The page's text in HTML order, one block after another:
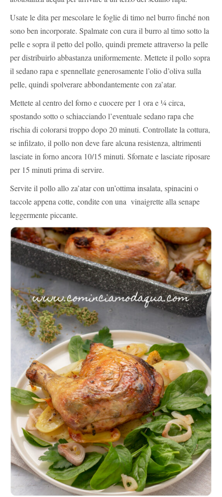
Usate le dita per mescolare le foglie di timo nel burro finché non
sono ben incorporate. Spalmate con cura il burro al timo sotto la
pelle e sopra il petto del pollo, quindi premete attraverso la pelle
per distribuirlo abbastanza uniformemente. Mettete il pollo sopra
il sedano rapa e spennellate generosamente l’olio d’oliva sulla
pelle, quindi spolverare abbondantemente con za’atar.
Mettete al centro del forno e cuocere per 1 ora e ¼ circa,
spostando sotto o schiacciando l’eventuale sedano rapa che
rischia di colorarsi troppo dopo 20 minuti. Controllate la cottura,
se infilzato, il pollo non deve fare alcuna resistenza, altrimenti
lasciate in forno ancora 10/15 minuti. Sfornate e lasciate riposare
per 15 minuti prima di servire.
Servite il pollo allo za’atar con un’ottima insalata, spinacini o
taccole appena cotte, condite con una vinaigrette alla senape
leggermente piccante.